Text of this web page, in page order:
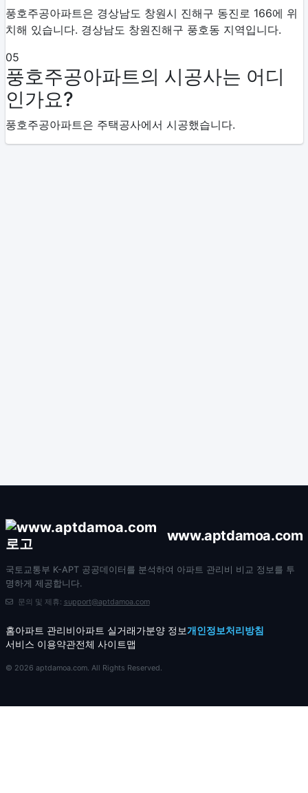
풍호주공아파트은 경상남도 창원시 진해구 동진로 166에 위
치해 있습니다. 경상남도 창원진해구 풍호동 지역입니다.
05
풍호주공아파트의 시공사는 어디
인가요?
풍호주공아파트은 주택공사에서 시공했습니다.
www.aptdamoa.com
국토교통부 K-APT 공공데이터를 분석하여 아파트 관리비 비교 정보를 투
명하게 제공합니다.
문의 및 제휴: support@aptdamoa.com
홈아파트 관리비아파트 실거래가분양 정보개인정보처리방침
서비스 이용약관전체 사이트맵
© 2026 aptdamoa.com. All Rights Reserved.